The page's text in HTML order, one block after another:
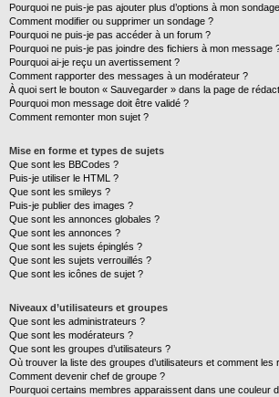
Pourquoi ne puis-je pas ajouter plus d’options à mon
Comment modifier ou supprimer un sondage ?
Pourquoi ne puis-je pas accéder à un forum ?
Pourquoi ne puis-je pas joindre des fichiers à mon message
Pourquoi ai-je reçu un avertissement ?
Comment rapporter des messages à un modérateur ?
À quoi sert le bouton « Sauvegarder » dans la page de
Pourquoi mon message doit être validé ?
Comment remonter mon sujet ?
Mise en forme et types de sujets
Que sont les BBCodes ?
Puis-je utiliser le HTML ?
Que sont les smileys ?
Puis-je publier des images ?
Que sont les annonces globales ?
Que sont les annonces ?
Que sont les sujets épinglés ?
Que sont les sujets verrouillés ?
Que sont les icônes de sujet ?
Niveaux d’utilisateurs et groupes
Que sont les administrateurs ?
Que sont les modérateurs ?
Que sont les groupes d’utilisateurs ?
Où trouver la liste des groupes d’utilisateurs et comment les
Comment devenir chef de groupe ?
Pourquoi certains membres apparaissent dans une couleur